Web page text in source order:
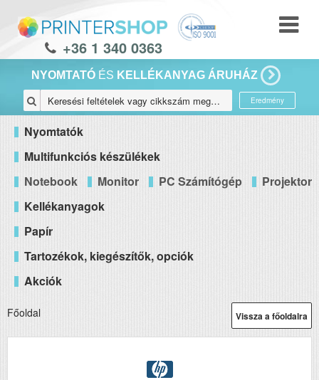
+36 1 340 0363
NYOMTATÓ ÉS KELLÉKANYAG ÁRUHÁZ
Eredmény
Nyomtatók
Multifunkciós készülékek
Notebook
Monitor PC Számítógép
Projektor
Kellékanyagok
Papír
Tartozékok, kiegészítők, opciók
Akciók
Vissza a főoldalra
Főoldal